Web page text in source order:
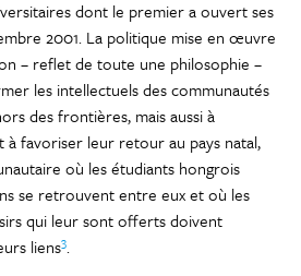
dont le premier a ouvert ses
2001. La politique mise en œuvre
– reflet de toute une philosophie –
les intellectuels des communautés
des frontières, mais aussi à
favoriser leur retour au pays natal,
où les étudiants hongrois
se retrouvent entre eux et où les
qui leur sont offerts doivent
liens3.